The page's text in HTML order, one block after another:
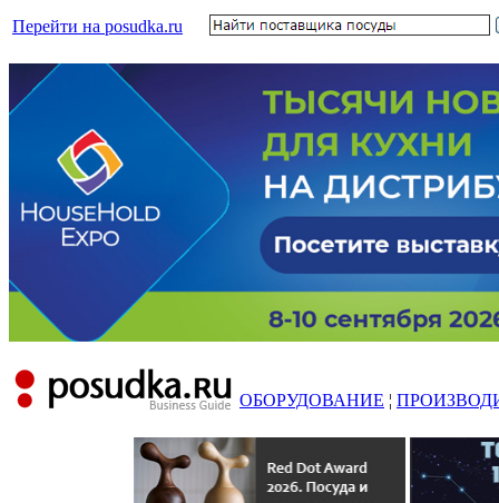
Перейти на posudka.ru
ОБОРУДОВАНИЕ ¦